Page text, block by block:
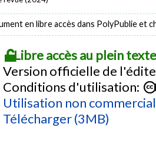
en libre accès dans PolyPublie et
Libre accès au plein
Version officielle de
Conditions d'utilisation:
Utilisation non
Télécharger (3MB)